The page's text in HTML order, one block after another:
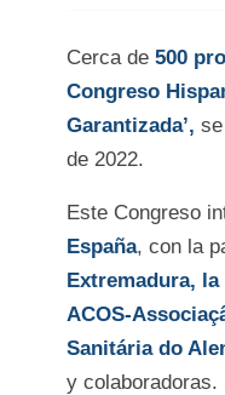
Cerca de 500
Congreso
Garantizada’,
de 2022.
Este Congreso
España, con la
Extremadura, la
ACOS-
Sanitária do
y colaboradoras.